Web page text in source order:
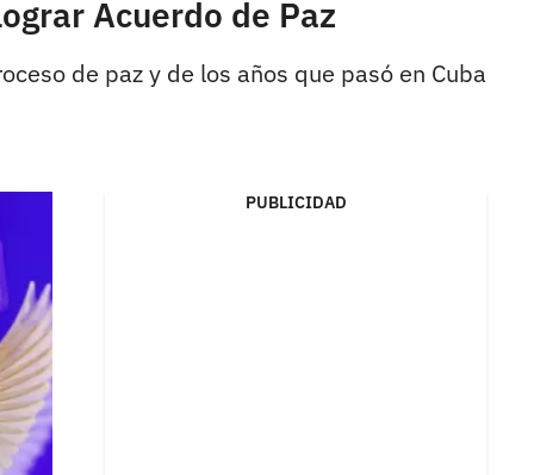
Acuerdo de Paz
de paz y de los años que pasó en Cuba
PUBLICIDAD